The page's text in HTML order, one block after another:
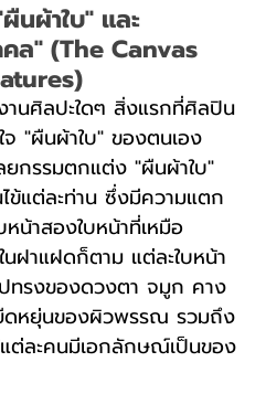
ผืนผ้าใบ" และ
ล" (The Canvas
านศิลปะใดๆ สิ่งแรกที่ศิลปิน
จ "ผืนผ้าใบ" ของตนเอง
กรรมตกแต่ง "ผืนผ้าใบ"
แต่ละท่าน ซึ่งมีความแตก
น้าสองใบหน้าที่เหมือ
ฝาแฝดก็ตาม แต่ละใบหน้า
ทรงของดวงตา จมูก คาง
ดหยุ่นของผิวพรรณ รวมถึง
ต่ละคนมีเอกลักษณ์เป็นของ